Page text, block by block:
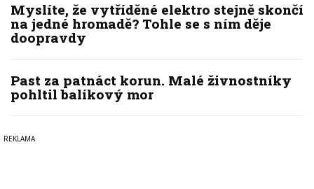
Myslíte, že vytříděné elektro stejně skončí
na jedné hromadě? Tohle se s ním děje
doopravdy
Past za patnáct korun. Malé živnostníky
pohltil balíkový mor